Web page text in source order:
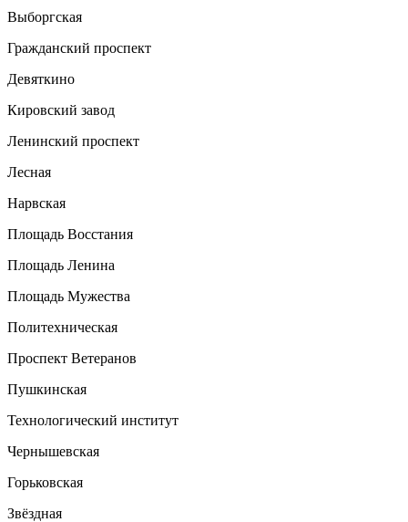
Выборгская
Гражданский проспект
Девяткино
Кировский завод
Ленинский проспект
Лесная
Нарвская
Площадь Восстания
Площадь Ленина
Площадь Мужества
Политехническая
Проспект Ветеранов
Пушкинская
Технологический институт
Чернышевская
Горьковская
Звёздная